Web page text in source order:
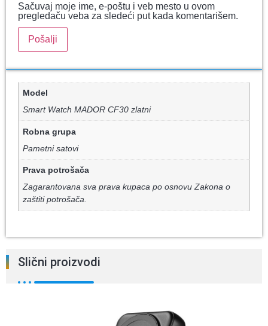
Sačuvaj moje ime, e-poštu i veb mesto u ovom
pregledaču veba za sledeći put kada komentarišem.
Model
Smart Watch MADOR CF30 zlatni
Robna grupa
Pametni satovi
Prava potrošača
Zagarantovana sva prava kupaca po osnovu Zakona o
zaštiti potrošača.
Slični proizvodi